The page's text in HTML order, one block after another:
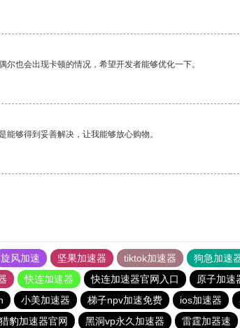
也会出现卡顿的情况，希望开发者能够优化一下。
够得到妥善解决，让我能够放心购物。
旋风加速 坚果加速器 tiktok加速器 狗急加速
快连加速器 快连加速器官网入口 原子加速
小美加速器 梯子npv加速免费 ios加速器
猎豹加速器官网 黑洞vp永久加速器 雷霆加器速